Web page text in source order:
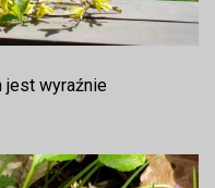
jest wyraźnie